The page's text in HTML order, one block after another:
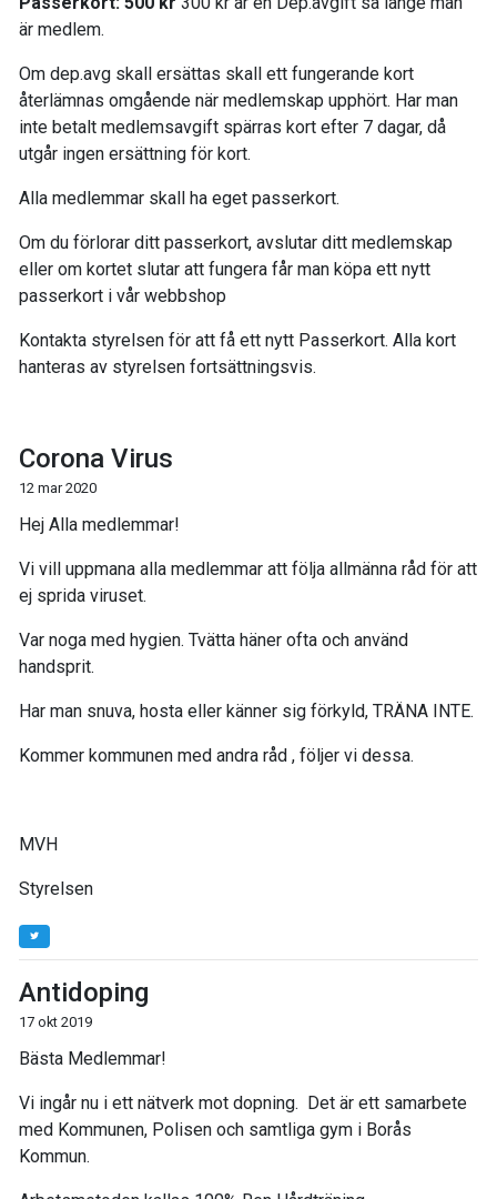
är medlem.
Om dep.avg skall ersättas skall ett fungerande kort
återlämnas omgående när medlemskap upphört. Har man
inte betalt medlemsavgift spärras kort efter 7 dagar, då
utgår ingen ersättning för kort.
Alla medlemmar skall ha eget passerkort.
Om du förlorar ditt passerkort, avslutar ditt medlemskap
eller om kortet slutar att fungera får man köpa ett nytt
passerkort i vår webbshop
Kontakta styrelsen för att få ett nytt Passerkort. Alla kort
hanteras av styrelsen fortsättningsvis.
Corona Virus
12 mar 2020
Hej Alla medlemmar!
Vi vill uppmana alla medlemmar att följa allmänna råd för att
ej sprida viruset.
Var noga med hygien. Tvätta häner ofta och använd
handsprit.
Har man snuva, hosta eller känner sig förkyld, TRÄNA INTE.
Kommer kommunen med andra råd , följer vi dessa.
MVH
Styrelsen
Antidoping
17 okt 2019
Bästa Medlemmar!
Vi ingår nu i ett nätverk mot dopning. Det är ett samarbete
med Kommunen, Polisen och samtliga gym i Borås
Kommun.